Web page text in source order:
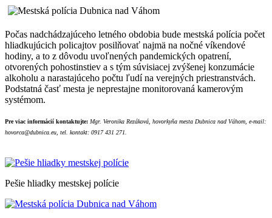
Počas nadchádzajúceho letného obdobia bude mestská polícia počet
hliadkujúcich policajtov posilňovať najmä na nočné víkendové
hodiny, a to z dôvodu uvoľnených pandemických opatrení,
otvorených pohostinstiev a s tým súvisiacej zvýšenej konzumácie
alkoholu a narastajúceho počtu ľudí na verejných priestranstvách.
Podstatná časť mesta je neprestajne monitorovaná kamerovým
systémom.
Pre viac informácií kontaktujte: Mgr. Veronika Rezáková, hovorkyňa mesta Dubnica nad Váhom, e-mail:
hovorca@dubnica.eu, tel. kontakt: 0917 431 271.
Pešie hliadky mestskej polície